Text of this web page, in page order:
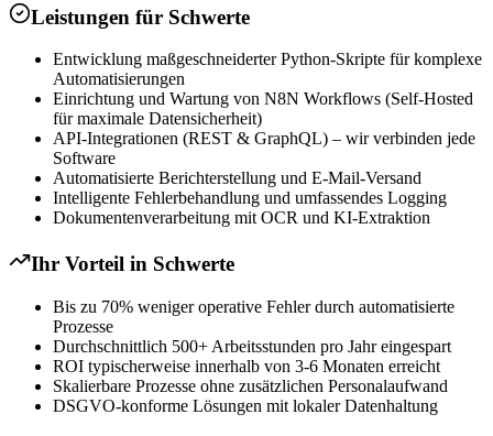
Leistungen für Schwerte
Entwicklung maßgeschneiderter Python-Skripte für komplexe
Automatisierungen
Einrichtung und Wartung von N8N Workflows (Self-Hosted
für maximale Datensicherheit)
API-Integrationen (REST & GraphQL) – wir verbinden jede
Software
Automatisierte Berichterstellung und E-Mail-Versand
Intelligente Fehlerbehandlung und umfassendes Logging
Dokumentenverarbeitung mit OCR und KI-Extraktion
Ihr Vorteil in Schwerte
Bis zu 70% weniger operative Fehler durch automatisierte
Prozesse
Durchschnittlich 500+ Arbeitsstunden pro Jahr eingespart
ROI typischerweise innerhalb von 3-6 Monaten erreicht
Skalierbare Prozesse ohne zusätzlichen Personalaufwand
DSGVO-konforme Lösungen mit lokaler Datenhaltung